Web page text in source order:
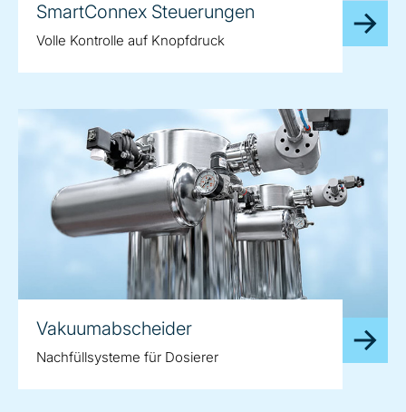
SmartConnex Steuerungen
Volle Kontrolle auf Knopfdruck
Vakuumabscheider
Nachfüllsysteme für Dosierer